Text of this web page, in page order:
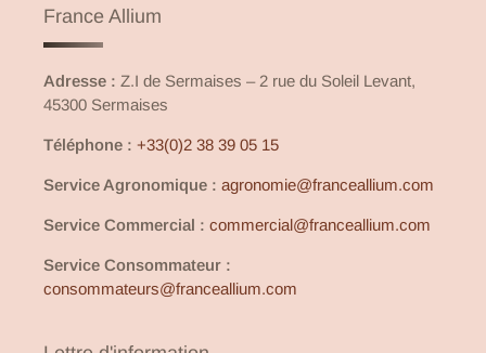
France Allium
Adresse : Z.I de Sermaises – 2 rue du Soleil Levant,
45300 Sermaises
Téléphone : +33(0)2 38 39 05 15
Service Agronomique : agronomie@franceallium.com
Service Commercial : commercial@franceallium.com
Service Consommateur :
consommateurs@franceallium.com